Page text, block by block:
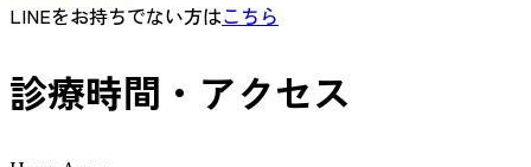
LINEをお持ちでない方はこちら
診療時間・アクセス